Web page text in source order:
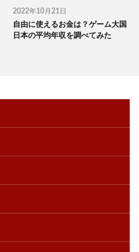
2022年10月21日
自由に使えるお金は？ゲーム大国
日本の平均年収を調べてみた